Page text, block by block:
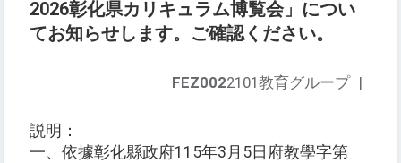
2026彰化県カリキュラム博覧会」につい
てお知らせします。ご確認ください。
FEZ0022101教育グループ |
説明：
一、依據彰化縣政府115年3月5日府教學字第